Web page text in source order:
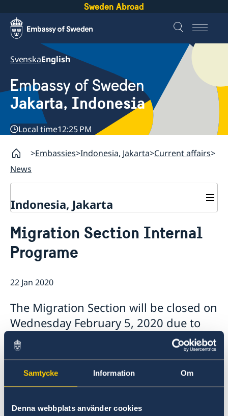
Samtycke Information Om
Denna webbplats använder cookies
Sweden Abroad
SvenskaEnglish
Embassy of Sweden
Jakarta, Indonesia
Local time12:25 PM
Embassies Indonesia, Jakarta Current affairs
News
Indonesia, Jakarta
About Us
Embassy staff
Available positions
Data Protection Policy (GDPR)
Current affairs
Migration Section Internal
Programe
22 Jan 2020
The Migration Section will be closed on
Wednesday February 5, 2020 due to
our annual section internal programe.
We will resume normal operation on
Thursday February 6, 2020.